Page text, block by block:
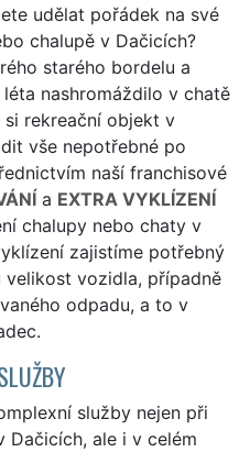
udělat pořádek na své
chalupě v Dačicích?
starého bordelu a
nashromáždilo v chatě
si rekreační objekt v
vše nepotřebné po
naší franchisové
a EXTRA VYKLÍZENÍ
chalupy nebo chaty v
zajistíme potřebný
vozidla, případně
odpadu, a to v
služby nejen při
Dačicích, ale i v celém